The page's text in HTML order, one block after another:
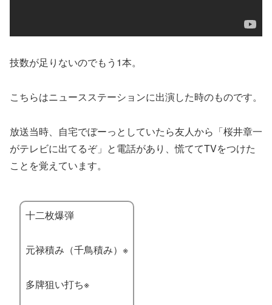
技数が足りないのでもう1本。
こちらはニュースステーションに出演した時のものです。
放送当時、自宅でぼーっとしていたら友人から「桜井章一
がテレビに出てるぞ」と電話があり、慌ててTVをつけた
ことを覚えています。
十二枚爆弾
元禄積み（千鳥積み）※
多牌狙い打ち※